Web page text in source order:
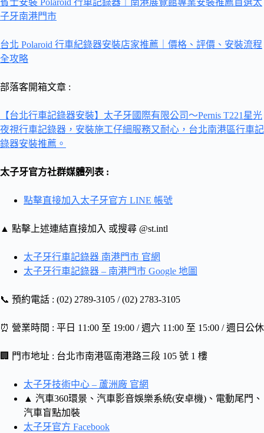
賓士安裝 Polaroid 行車記錄器｜南港展覽館專業安裝推薦首選太
子牙南港門市
台北 Polaroid 行車紀錄器安裝店家推薦｜價格、評價、安裝流程
全攻略
部落客開箱文章 :
【台北行車記錄器安裝】太子牙國際有限公司～Pernis T221星光
夜視行車記錄器，安裝施工仔細服務又耐心，台北南港區行車記
錄器安裝推薦。
太子牙官方社群媒體列表 :
點擊直接加入太子牙官方 LINE 帳號
▲ 點擊上述連結直接加入 或搜尋 @st.intl
太子牙行車記錄器 南港門市 官網
太子牙行車記錄器 – 南港門市 Google 地圖
📞 預約電話 : (02) 2789-3105 / (02) 2783-3105
⏰ 營業時間 : 平日 11:00 至 19:00 / 週六 11:00 至 15:00 / 週日公休
🏢 門市地址 : 台北市南港區南港路三段 105 號 1 樓
太子牙技術中心 – 蘆洲廠 官網
▲ 汽車360環景、汽車影音娛樂系統(安卓機)、電動尾門、
汽車盲點加裝
太子牙官方 Facebook